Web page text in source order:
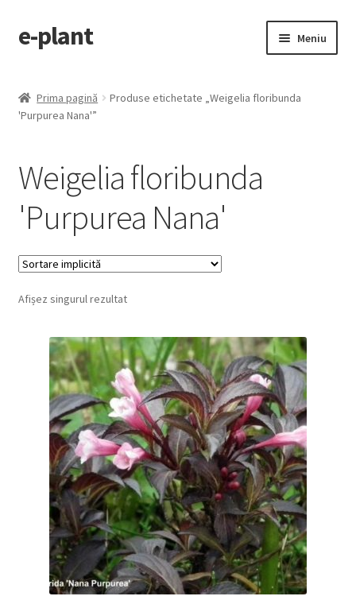
Sari
la
Sari
la
e-plant Meniu
Categorii produse
Checkout
Prima pagină
Produse etichetate „Weigelia floribunda
'Purpurea Nana'”
Weigelia floribunda
'Purpurea Nana'
Afișez singurul rezultat